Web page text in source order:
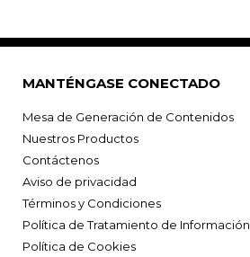
MANTÉNGASE CONECTADO
Mesa de Generación de Contenidos
Nuestros Productos
Contáctenos
Aviso de privacidad
Términos y Condiciones
Política de Tratamiento de Información
Política de Cookies